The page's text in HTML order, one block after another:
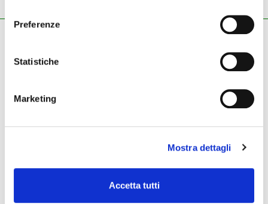
Preferenze
Statistiche
Marketing
Mostra dettagli
Accetta tutti
Tel.045.8002780
email pec:
whatsapp: